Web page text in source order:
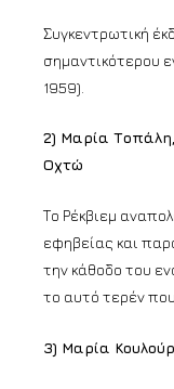
Συγκεντρωτική
σημαντικότερου
1959).
2) Μαρία Τοπάλη,
Οχτώ
Το Ρέκβιεμ
εφηβείας και
την κάθοδο του
το αυτό τερέν
3) Μαρία